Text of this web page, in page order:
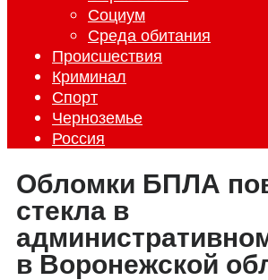
Социум
Среда обитания
Происшествия
Криминал
Спорт
Черноземье
Россия
Обломки БПЛА
стекла в
в Воронежской